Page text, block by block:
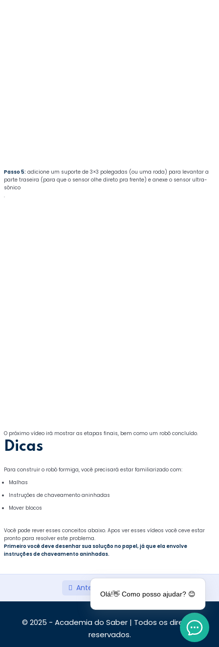
Passo 5: adicione um suporte de 3×3 polegadas (ou uma roda) para levantar a
parte traseira (para que o sensor olhe direto pra frente) e anexe o sensor ultra-
sônico
.
O próximo vídeo irá mostrar as etapas finais, bem como um robô concluído.
Dicas
Para construir o robô formiga, você precisará estar familiarizado com:
Malhas
Instruções de chaveamento aninhadas
Mover blocos
Você pode rever esses conceitos abaixo. Apos ver esses vídeos você ceve estar
pronto para resolver este problema.
Primeiro você deve desenhar sua solução no papel, já que ela envolve
instruções de chaveamento aninhadas.
Anterior Próximo
© 2025 - Academia do Saber | Todos os direitos
reservados.
Olá!👋 Como posso ajudar? 😊